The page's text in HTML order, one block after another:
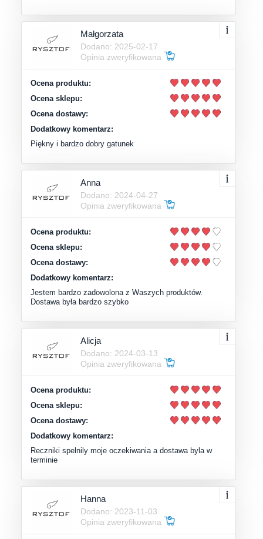
Małgorzata
Dodano: 2025-02-17
Opinia zweryfikowana
Ocena produktu:
Ocena sklepu:
Ocena dostawy:
Dodatkowy komentarz:
Piękny i bardzo dobry gatunek
Anna
Dodano: 2024-04-27
Opinia zweryfikowana
Ocena produktu:
Ocena sklepu:
Ocena dostawy:
Dodatkowy komentarz:
Jestem bardzo zadowolona z Waszych produktów.
Dostawa była bardzo szybko
Alicja
Dodano: 2024-03-13
Opinia zweryfikowana
Ocena produktu:
Ocena sklepu:
Ocena dostawy:
Dodatkowy komentarz:
Reczniki spelnily moje oczekiwania a dostawa byla w
terminie
Hanna
Dodano: 2023-11-03
Opinia zweryfikowana